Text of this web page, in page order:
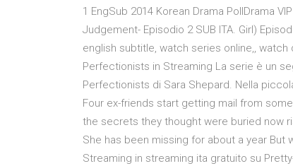
1 EngSub 2014 Korean Drama PollDrama
Judgement- Episodio 2 SUB ITA. Girl)
english subtitle, watch series online,,
Perfectionists in Streaming La serie è un
Perfectionists di Sara Shepard. Nella
Four ex-friends start getting mail from
the secrets they thought were buried now
She has been missing for about a year But
Streaming in streaming ita gratuito su